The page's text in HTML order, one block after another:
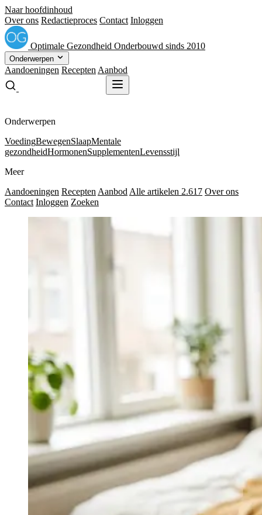
Naar hoofdinhoud
Over ons Redactieproces Contact Inloggen
Optimale Gezondheid Onderbouwd sinds 2010
Onderwerpen
Aandoeningen Recepten Aanbod
Onderwerpen
VoedingBewegenSlaapMentale
gezondheidHormonenSupplementenLevensstijl
Meer
Aandoeningen Recepten Aanbod Alle artikelen 2.617 Over ons
Contact Inloggen Zoeken